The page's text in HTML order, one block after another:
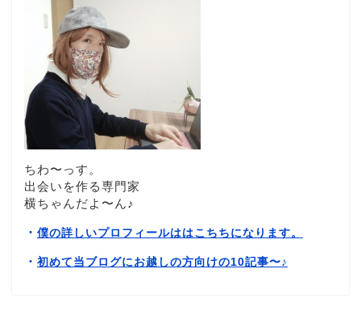
ちわ〜っす。
出会いを作る専門家
横ちゃんだよ〜ん♪
・ 僕の詳しいプロフィールははこちちになります。
・ 初めて当ブログにお越しの方向けの10記事〜♪